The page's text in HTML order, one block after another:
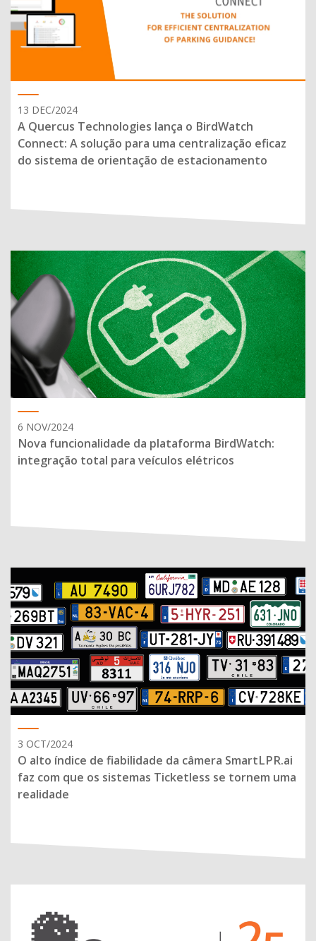
13 DEC/2024
A Quercus Technologies lança o BirdWatch
Connect: A solução para uma centralização eficaz
do sistema de orientação de estacionamento
6 NOV/2024
Nova funcionalidade da plataforma BirdWatch:
integração total para veículos elétricos
3 OCT/2024
O alto índice de fiabilidade da câmera SmartLPR.ai
faz com que os sistemas Ticketless se tornem uma
realidade